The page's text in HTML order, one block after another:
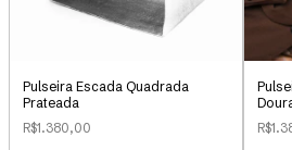
Pulseira Escada Quadrada
Prateada
R$1.380,00